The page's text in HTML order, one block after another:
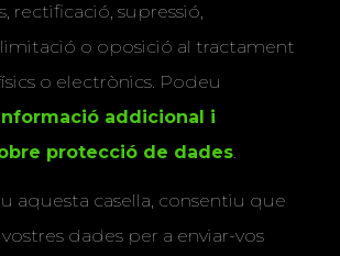
rectificació, supressió,
o oposició al tractament
o electrònics. Podeu
addicional i
protecció de dades.
aquesta casella, consentiu que
dades per a enviar-vos